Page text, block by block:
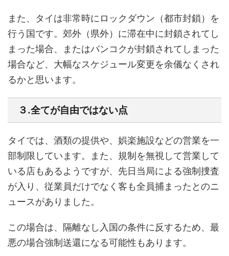
また、 タイは非常時にロックダウン（都市封鎖）を
行う 国です。郊外（県外）に滞在中に封鎖されてし
まった場合、またはバンコクが封鎖されてしまった
場合など、大幅なスケジュール変更を余儀なくされ
るかと思います。
３.全てが自由ではない点
タイでは、酒類の提供や、娯楽施設などの営業を一
部制限しています。また、規制を無視して営業して
いる店もあるようですが、先日当局による強制捜査
が入り、従業員だけでなく客も全員捕まったとのニ
ュースがありました。
この場合は、隔離なし入国の条件に反するため、最
悪の場合強制送還になる可能性もあります。